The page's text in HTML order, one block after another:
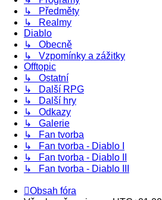
↳ Předměty
↳ Realmy
Diablo
↳ Obecně
↳ Vzpomínky a zážitky
Offtopic
↳ Ostatní
↳ Další RPG
↳ Další hry
↳ Odkazy
↳ Galerie
↳ Fan tvorba
↳ Fan tvorba - Diablo I
↳ Fan tvorba - Diablo II
↳ Fan tvorba - Diablo III
Obsah fóra